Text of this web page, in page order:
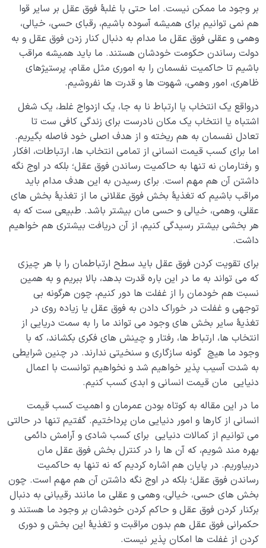
بر وجود ما ممکن نیست. اما حتی با غلبۀ فوق عقل بر سایر قوا
هم نمی توانیم برای همیشه آسوده باشیم، رقبای حسی، خیالی،
وهمی و عقلی فوق عقل ما مدام به دنبال کنار زدن فوق عقل و به
دولت رساندن حکومت خودشان هستند. ما باید همیشه مراقب
باشیم تا حاکمیت نفسمان را به اموری مثل مقام، پرستیژهای
ظاهری، امور وهمی، شهوت ها و قدرت ها نفروشیم.
درواقع یک انتخاب یا ارتباط نا به جا، یک ازدواج غلط، یک شغل
اشتباه یا انتخاب یک مکان نادرست برای زندگی کافی ست تا
تعادل نفسمان به هم ریخته و از هدف اصلی خود فاصله بگیریم.
اما برای کسب قیمت انسانی از تمامی انتخاب ها، ارتباطات، افکار
و رفتارمان نه تنها به حاکمیت رساندن فوق عقل؛ بلکه در اوج نگه
داشتن آن هم مهم است. برای رسیدن به این هدف مدام باید
مراقب باشیم که تغذیۀ بخش فوق عقلانی ما از تغذیۀ بخش های
عقلی، وهمی، خیالی و حسی مان بیشتر باشد. طبیعی ست که به
هر بخشی بیشتر رسیدگی کنیم، از آن دریافت بیشتری هم خواهیم
داشت.
برای تقویت کردن فوق عقل باید سطح ارتباطمان را با هر چیزی
که می تواند به ما در این باره قدرت بدهد، بالا ببریم و به همین
نسبت هم خودمان را از غفلت ها دور کنیم، چون هرگونه بی
توجهی و غفلت در خوراک دادن به فوق عقل یا زیاده روی در
تغذیۀ سایر بخش های وجود می تواند ما را به سمت دریایی از
انتخاب ها، ارتباط ها، رفتار و چینش های فکری بکشاند، که با
وجود ما هیچ گونه سازگاری و سنخیتی ندارند. در چنین شرایطی
به شدت آسیب پذیر خواهیم شد و نخواهیم توانست با اعمال
دنیایی مان قیمت انسانی و ابدی کسب کنیم.
ما در این مقاله به کوتاه بودن عمرمان و اهمیت کسب قیمت
انسانی از کارها و امور دنیایی مان پرداختیم. گفتیم تنها در حالتی
می توانیم از کمالات دنیایی برای کسب شادی و آرامش دائمی
بهره مند شویم، که آن ها را در کنترل بخش فوق عقل مان
دربیاوریم. در پایان هم اشاره کردیم که نه تنها به حاکمیت
رساندن فوق عقل؛ بلکه در اوج نگه داشتن آن هم مهم است. چون
بخش های حسی، خیالی، وهمی و عقلی ما مانند رقیبانی به دنبال
برکنار کردن فوق عقل و حاکم کردن خودشان بر وجود ما هستند و
حکمرانی فوق عقل هم بدون مراقبت و تغذیۀ این بخش و دوری
کردن از غفلت ها امکان پذیر نیست.